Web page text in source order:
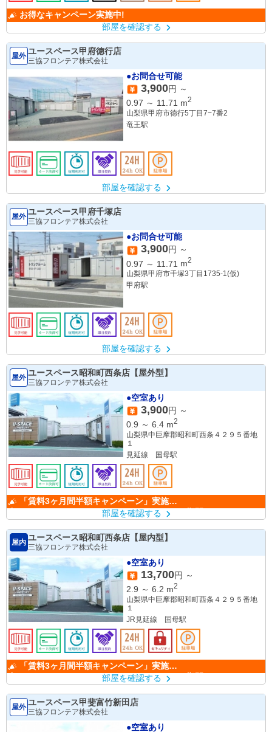
お得なキャンペーン実施中!
部屋を確認する
屋外 ユースペース甲府徳行店
三協フロンテア株式会社
●お問合せ可能
3,900円 ～
0.97 ～ 11.71 m2
山梨県甲府市徳行5丁目7−7番2
竜王駅
部屋を確認する
屋外 ユースペース甲府千塚店
三協フロンテア株式会社
●お問合せ可能
3,900円 ～
0.97 ～ 11.71 m2
山梨県甲府市千塚3丁目1735-1(仮)
甲府駅
部屋を確認する
屋外 ユースペース昭和町西条店【屋外型】
三協フロンテア株式会社
●空室あり
3,900円 ～
0.9 ～ 6.4 m2
山梨県中巨摩郡昭和町西条４２９５番地
１
見延線 国母駅
中！ （キャンペーン期間：6/1～9/30）
部屋を確認する
屋内
ユースペース昭和町西条店【屋内型】
三協フロンテア株式会社
●空室あり
13,700円 ～
2.9 ～ 6.2 m2
山梨県中巨摩郡昭和町西条４２９５番地
１
JR見延線 国母駅
中！ （キャンペーン期間：6/1～9/30）
部屋を確認する
屋外 ユースペース甲斐富竹新田店
三協フロンテア株式会社
●空室あり